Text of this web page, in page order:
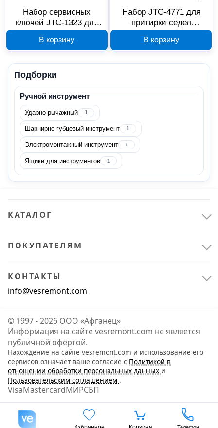
Наборы ручных инструментов
Отвертки
Измерительный инструмент
Крепёж
Специальный крепеж
Набор сервисных
ключей JTC-1323 для
668286
В корзину
Набор JTC-4771 для
притирки седел
двигателя в кейсе
668284
В корзину
Подборки
Ручной инструмент
Ударно-рычажный 1
Шарнирно-губцевый инструмент 1
Электромонтажный инструмент 1
Ящики для инструментов 1
КАТАЛОГ
ПОКУПАТЕЛЯМ
КОНТАКТЫ
info@vesremont.com
© 1997 - 2026 ООО «Афганец»
Информация на сайте vesremont.com не является
публичной офертой.
Нахождение на сайте vesremont.com и использование его
сервисов означает ваше согласие с Политикой в
отношении обработки персональных данных и
Пользовательским соглашением .
VisaMastercardМИРСБП